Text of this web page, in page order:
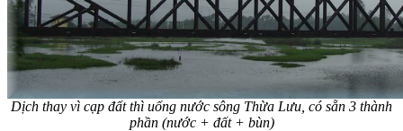
Dịch thay vì cạp đất thì uống nước sông Thừa Lưu, có sẵn 3 thành
phần (nước + đất + bùn)